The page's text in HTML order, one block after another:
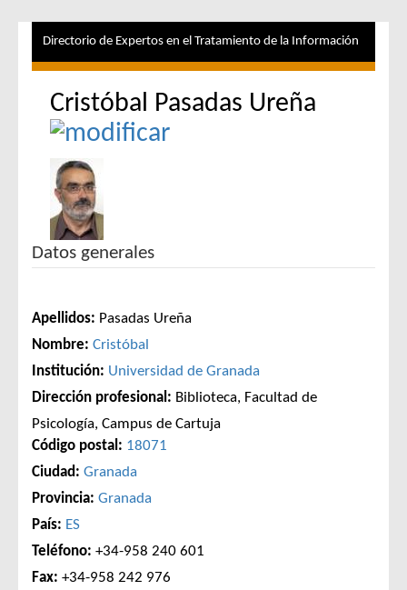
Directorio de Expertos en el Tratamiento de la Información
Cristóbal Pasadas Ureña
Datos generales
Apellidos: Pasadas Ureña
Nombre: Cristóbal
Institución: Universidad de Granada
Dirección profesional: Biblioteca, Facultad de
Psicología, Campus de Cartuja
Código postal: 18071
Ciudad: Granada
Provincia: Granada
País: ES
Teléfono: +34-958 240 601
Fax: +34-958 242 976